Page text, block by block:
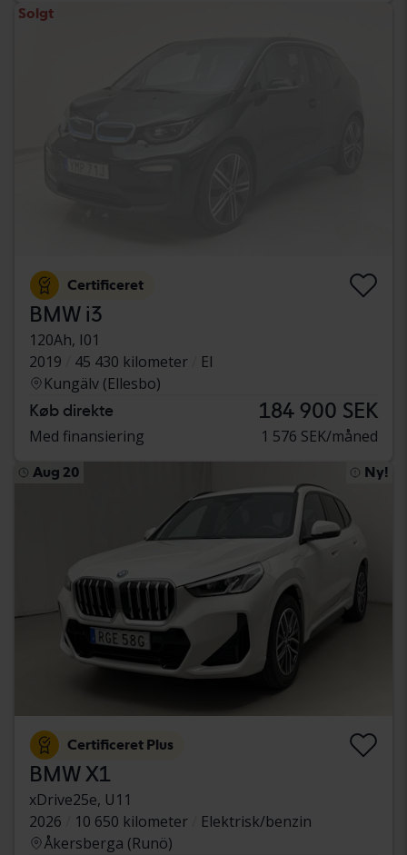
Solgt
Certificeret
BMW i3
120Ah, I01
2019
45 430 kilometer
El
Kungälv (Ellesbo)
Køb direkte 184 900 SEK
Med finansiering 1 576 SEK/måned
Aug 20 Ny!
Certificeret Plus
BMW X1
xDrive25e, U11
2026
10 650 kilometer
Elektrisk/benzin
Åkersberga (Runö)